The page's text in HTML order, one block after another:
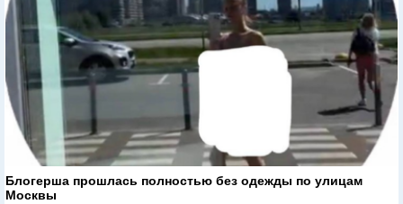
Блогерша прошлась полностью без одежды по улицам
Москвы